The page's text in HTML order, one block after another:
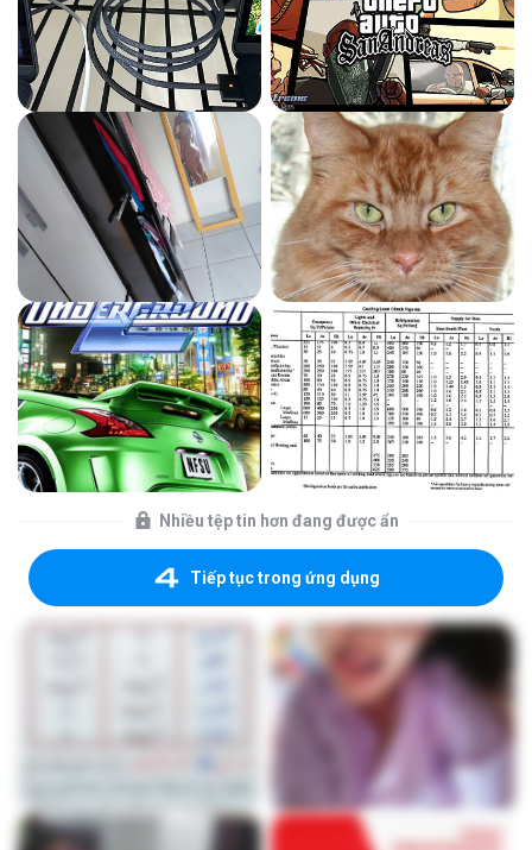
Nhiều tệp tin hơn đang được ẩn
Tiếp tục trong ứng dụng